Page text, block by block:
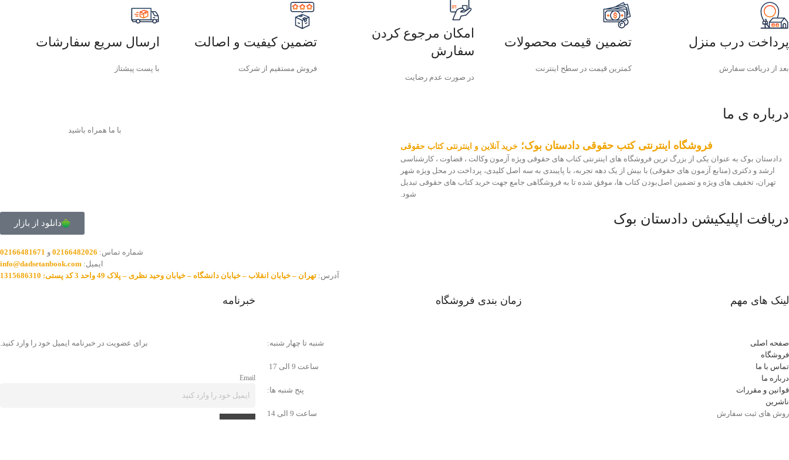
پرداخت درب منزل
بعد از دریافت سفارش
تضمین قیمت محصولات
کمترین قیمت در سطح اینترنت
امکان مرجوع کردن
سفارش
در صورت عدم رضایت
تضمین کیفیت و اصالت
فروش مستقیم از شرکت
ارسال سریع سفارشات
با پست پیشتاز
درباره ی ما
فروشگاه اینترنتی کتب حقوقی دادستان بوک؛ خرید آنلاین و اینترنتی کتاب حقوقی
دادستان بوک به عنوان یکی از بزرگ ترین فروشگاه های اینترنتی کتاب های حقوقی ویژه آزمون وکالت ، قضاوت ، کارشناسی
ارشد و دکتری (منابع آزمون های حقوقی) با بیش از یک دهه تجربه، با پایبندی به سه اصل کلیدی، پرداخت در محل ویژه شهر
تهران، تخفیف های ویژه و تضمین اصل‌بودن کتاب ها، موفق شده تا به فروشگاهی جامع جهت خرید کتاب های حقوقی تبدیل
شود.
با ما همراه باشید
دریافت اپلیکیشن دادستان بوک دانلود از بازار
شماره تماس: 02166482026 و 02166481671
ایمیل: info@dadsetanbook.com
آدرس: تهران – خیابان انقلاب – خیابان دانشگاه – خیابان وحید نظری – پلاک 49 واحد 3 کد پستی: 1315686310
لینک های مهم
صفحه اصلی
فروشگاه
تماس با ما
درباره ما
قوانین و مقررات
ناشرین
روش های ثبت سفارش
زمان بندی فروشگاه
شنبه تا چهار شنبه:
ساعت 9 الی 17
پنج شنبه ها:
ساعت 9 الی 14
خبرنامه
برای عضویت در خبرنامه ایمیل خود را وارد کنید.
Email